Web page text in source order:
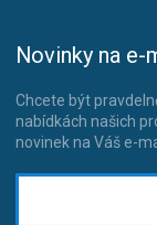
Novinky na e-
Chcete být
nabídkách našich
novinek na Váš e-